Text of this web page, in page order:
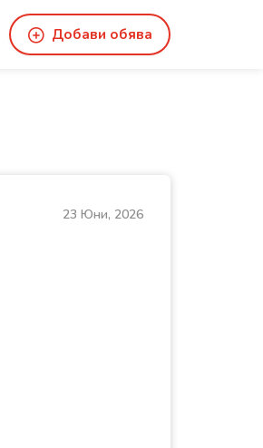
Добави обява
23 Юни, 2026